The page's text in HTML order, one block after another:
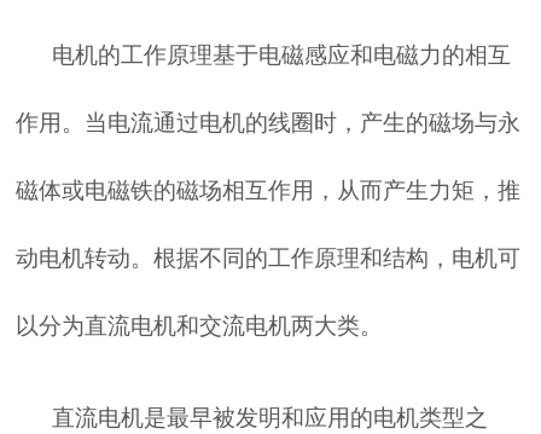
电机的工作原理基于电磁感应和电磁力的相互
作用。当电流通过电机的线圈时，产生的磁场与永
磁体或电磁铁的磁场相互作用，从而产生力矩，推
动电机转动。根据不同的工作原理和结构，电机可
以分为直流电机和交流电机两大类。
直流电机是最早被发明和应用的电机类型之